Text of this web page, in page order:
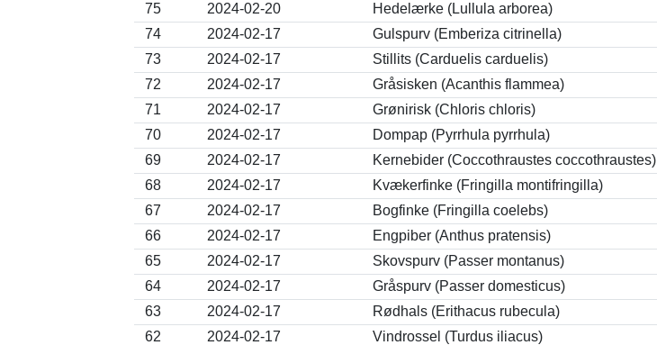
75
2024-02-20
Hedelærke (Lullula arborea)
74
2024-02-17
Gulspurv (Emberiza citrinella)
73
2024-02-17
Stillits (Carduelis carduelis)
72
2024-02-17
Gråsisken (Acanthis flammea)
71
2024-02-17
Grønirisk (Chloris chloris)
70
2024-02-17
Dompap (Pyrrhula pyrrhula)
69
2024-02-17
Kernebider (Coccothraustes coccothraustes)
68
2024-02-17
Kvækerfinke (Fringilla montifringilla)
67
2024-02-17
Bogfinke (Fringilla coelebs)
66
2024-02-17
Engpiber (Anthus pratensis)
65
2024-02-17
Skovspurv (Passer montanus)
64
2024-02-17
Gråspurv (Passer domesticus)
63
2024-02-17
Rødhals (Erithacus rubecula)
62
2024-02-17
Vindrossel (Turdus iliacus)